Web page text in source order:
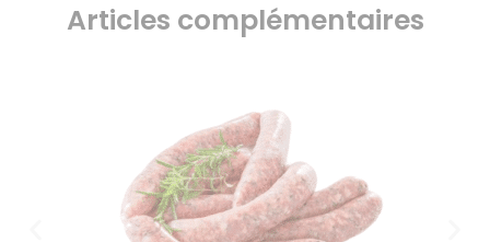
Articles complémentaires